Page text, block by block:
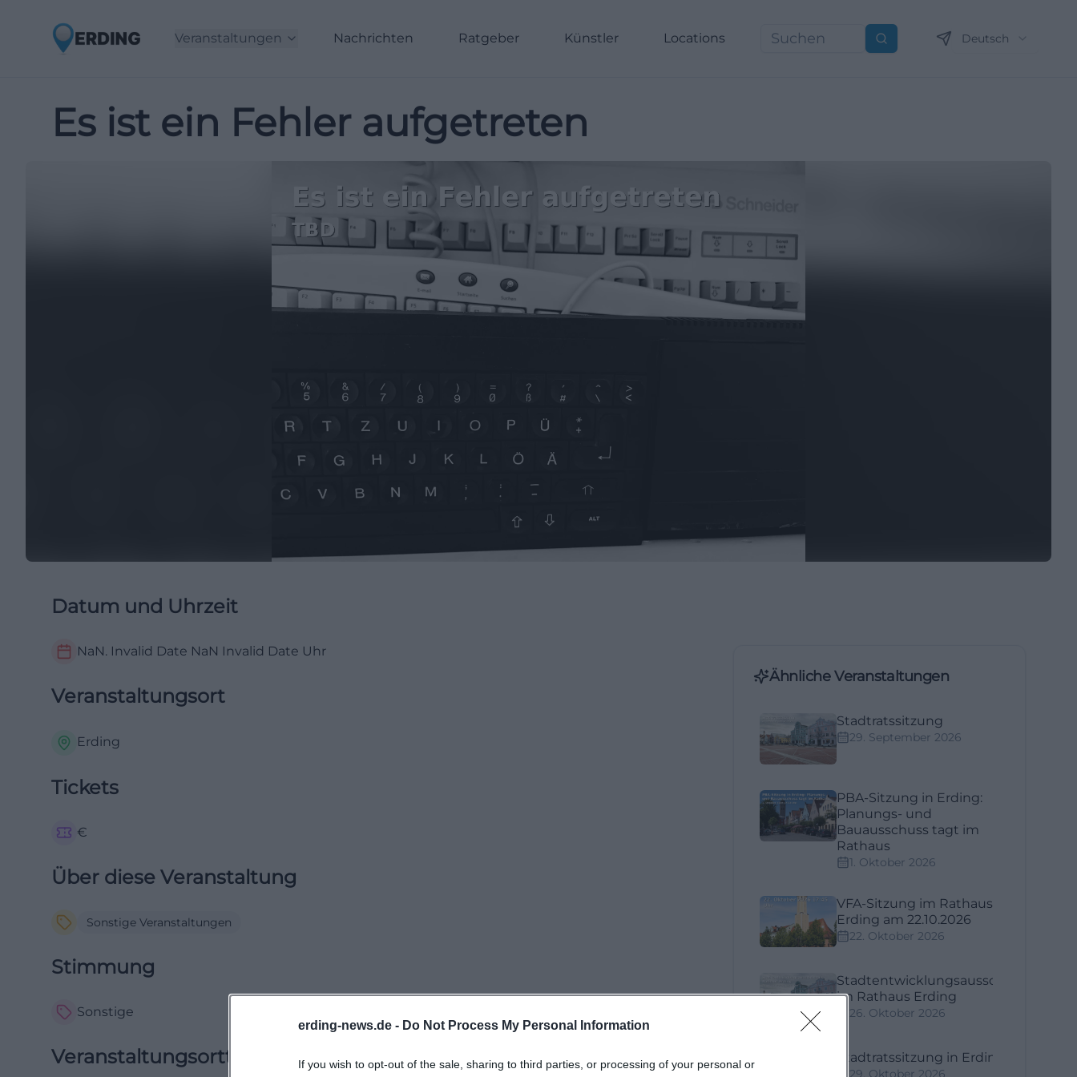
erding-news.de - Do Not Process My Personal Information
If you wish to opt-out of the sale, sharing to third parties, or processing of your personal or
Veranstaltungen Nachrichten Ratgeber Künstler Locations Suchen Deutsch
Es ist ein Fehler aufgetreten
Datum und Uhrzeit
NaN. Invalid Date NaN Invalid Date Uhr
Veranstaltungsort
Erding
Tickets
€
Über diese Veranstaltung
Sonstige Veranstaltungen
Stimmung
Sonstige
Veranstaltungsorttyp
Ähnliche Veranstaltungen
Stadtratssitzung
29. September 2026
PBA-Sitzung in Erding:
Planungs- und
Bauausschuss tagt im
Rathaus
1. Oktober 2026
VFA-Sitzung im Rathaus
Erding am 22.10.2026
22. Oktober 2026
Stadtentwicklungsausschuss
im Rathaus Erding
26. Oktober 2026
Stadtratssitzung in Erding
29. Oktober 2026